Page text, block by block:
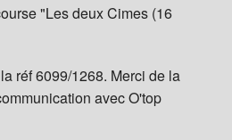
"Les deux Cimes (16
réf 6099/1268. Merci de la
avec O'top